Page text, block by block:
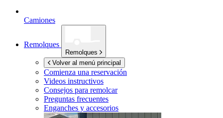
Camiones
Remolques
Remolques
Volver al menú principal
Comienza una reservación
Videos instructivos
Consejos para remolcar
Preguntas frecuentes
Enganches y accesorios